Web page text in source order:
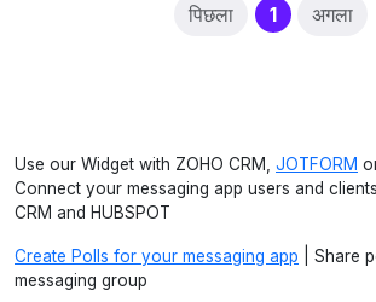
पिछला 1(current)
अगला
Use our Widget with ZOHO CRM, JOTFORM
Connect your messaging app users and
CRM and HUBSPOT
Create Polls for your messaging app | Share
messaging group